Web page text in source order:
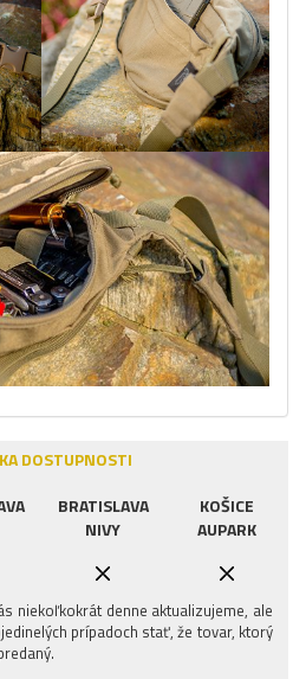
DOSTUPNOSTI
BRATISLAVA
NIVY
KOŠICE
AUPARK
niekoľkokrát denne aktualizujeme, ale
prípadoch stať, že tovar, ktorý